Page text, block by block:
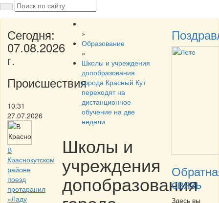
Сегодня:
07.08.2026
г.
Происшествия
10:31
27.07.2026
В
Краснокутском
районе
поезд
протаранил
«Ладу
»
Образование
»
Школы и учреждения
допобразования
города Красный Кут
переходят на
дистанционное
обучение на две
недели
Школы и
учреждения
допобразования
связь
Здесь вы